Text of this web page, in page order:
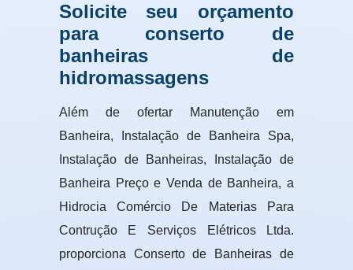
Solicite seu orçamento
para conserto de
banheiras de
hidromassagens
Além de ofertar Manutenção em
Banheira, Instalação de Banheira Spa,
Instalação de Banheiras, Instalação de
Banheira Preço e Venda de Banheira, a
Hidrocia Comércio De Materias Para
Contrução E Serviços Elétricos Ltda.
proporciona Conserto de Banheiras de